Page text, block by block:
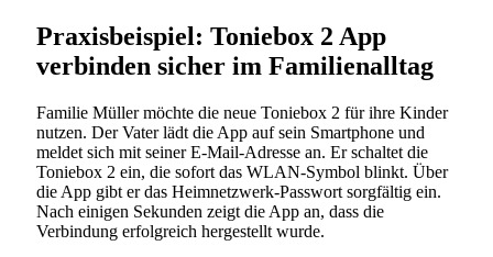
Praxisbeispiel: Toniebox 2 App
verbinden sicher im Familienalltag
Familie Müller möchte die neue Toniebox 2 für ihre Kinder
nutzen. Der Vater lädt die App auf sein Smartphone und
meldet sich mit seiner E-Mail-Adresse an. Er schaltet die
Toniebox 2 ein, die sofort das WLAN-Symbol blinkt. Über
die App gibt er das Heimnetzwerk-Passwort sorgfältig ein.
Nach einigen Sekunden zeigt die App an, dass die
Verbindung erfolgreich hergestellt wurde.